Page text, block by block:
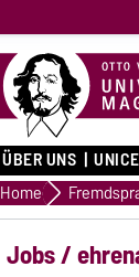
ÜBER UNS
Home
Jobs /